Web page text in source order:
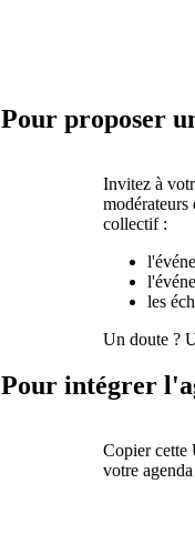
Pour proposer
Invitez à
collectif :
les
Un doute ?
Pour intégrer
Copier cette
votre